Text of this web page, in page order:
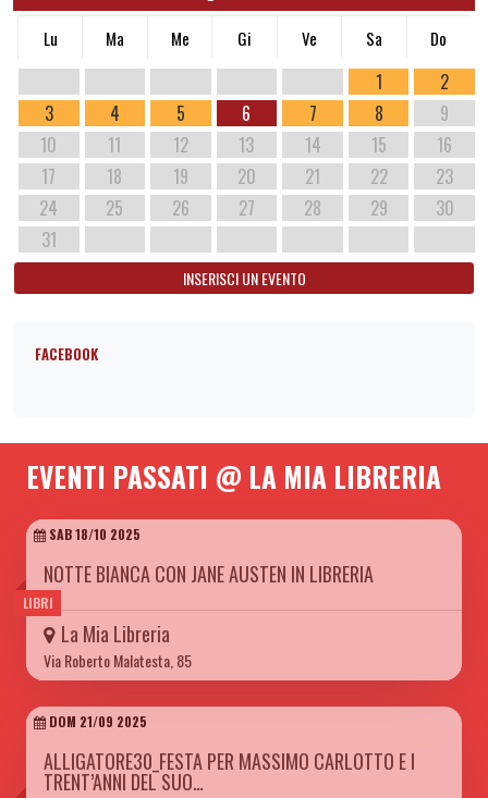
Lu Ma Me Gi Ve Sa Do
1
2
3
4 5 6 7 8
9
10
11 12 13 14 15
16
17
18 19 20 21 22
23
24
25 26 27 28 29
30
31
INSERISCI UN EVENTO
FACEBOOK
EVENTI PASSATI @ LA MIA LIBRERIA
LIBRI
SAB 18/10 2025
NOTTE BIANCA CON JANE AUSTEN IN LIBRERIA
La Mia Libreria
Via Roberto Malatesta, 85
DOM 21/09 2025
ALLIGATORE30_FESTA PER MASSIMO CARLOTTO E I
TRENT’ANNI DEL SUO…